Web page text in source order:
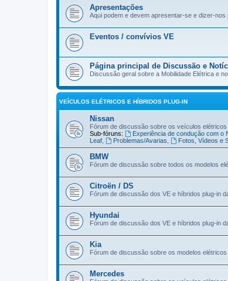
Apresentações
Aqui podem e devem apresentar-se e dizer-nos
Eventos / convívios VE
Página principal de Discussão e
Discussão geral sobre a Mobilidade Elétrica e
VEÍCULOS ELÉTRICOS E HÍBRIDOS PLUG-IN
Nissan
Fórum de discussão sobre os veículos
Sub-fóruns:
Experiência de condução com o
Leaf
Problemas/Avarias Fotos, Vídeos e
BMW
Fórum de discussão sobre todos os modelos
Citroën / DS
Fórum de discussão dos VE e híbridos plug-in
Hyundai
Fórum de discussão dos VE e híbridos plug-in
Kia
Fórum de discussão sobre os modelos elétricos
Mercedes